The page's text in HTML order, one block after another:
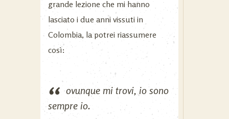
grande lezione che mi hanno
lasciato i due anni vissuti in
Colombia, la potrei riassumere
così:
ovunque mi trovi, io sono
sempre io.